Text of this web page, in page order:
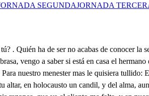
SEGUNDAJORNADA
me hablarás. Es que cayendo escucharas en el aire mi razón. Abajo es más probechosa, si has de darme algún recado para mi señora. . Has dado en discretá perezosa: baja pues Eluyo voy volando. Volando si no es cayendo, va que has de bajar mintiendo, baja si quiera rodando. Un discurso he de hacer mientras ella viene a abrir, de lo que la he de advertir, y de lo que he de temer. Don Enrique de Alencastro es mi amo, cuya espada dieran sobre ella los Moros cuatro victorias prestadas. Nuestro Príncipe don Juan con heroicas esperanzas, mientras Rey las ejecuta, quiere en Enrique lograrlas. Y así el Príncipe bizarro de mi señor se acompaña, por mezclar su heroico brío con lo que ahora le falta. Aquí entra ahora mi miedo. Gonzalo. . Elvira me llama, estese el miedo a la vista, que quien negocia no tarda. Digo Portuguesa mía, que te da este nombre el alma, porque siendo Portuguesa has de ser tierna de entrañas. Pues que me quieres decir, acaba, Gónzalo, acaba, porque al buen entendedor. Nunca Dios le de palabras. Pues dime algunas si quiera. Que le digas a tu ama, que los favores que ofrece, trueque unos pocos en plata, que mi amo, vive Dios, que lo que come es batallas, y a mí tal vez de la mesa me arroja una retaguarda. y voy marchando con ella hasta el estomago, plaza que las más veces se rinde por falta de bituallas. Pues no hubieras avisado. Con la enmienda se restaura la flojedad del aviso. Mi señora es tan bizarra, que apenas se lo habré dicho cuando. Si el cuando no pasa de esta noche, es cuando y como. Gónzalo voy a avisarla, para que piense la noche, que se está rizando el Alba, siendo estas rejas celajes, que en rayos de oro se bañan. Mas dime, porqué tu amo nos ha negado la casa? Porque no la tiene. . Bien puede faltarle posada en Lisboa. . Cómo ha poco que nos trujo la desgracia de las Berberías; posamos en dos, u tres salas bajas de la casa de un amigo, hasta que doña Costanza, hermana de mi señor (que hay soldados con hermanas) nos preste algún aposento, que es ella la mayorazga de la hacienda de una tía, que